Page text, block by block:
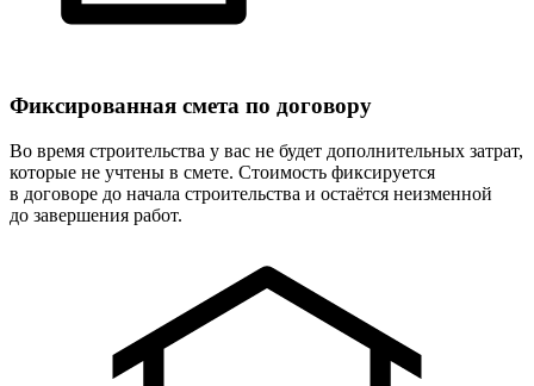
Фиксированная смета по договору
Во время строительства у вас не будет дополнительных затрат,
которые не учтены в смете. Стоимость фиксируется
в договоре до начала строительства и остаётся неизменной
до завершения работ.